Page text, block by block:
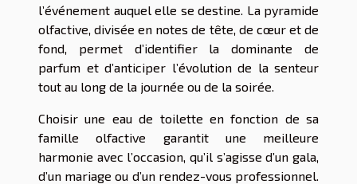
l’événement auquel elle se destine. La pyramide
olfactive, divisée en notes de tête, de cœur et de
fond, permet d’identifier la dominante de
parfum et d’anticiper l’évolution de la senteur
tout au long de la journée ou de la soirée.
Choisir une eau de toilette en fonction de sa
famille olfactive garantit une meilleure
harmonie avec l’occasion, qu’il s’agisse d’un gala,
d’un mariage ou d’un rendez-vous professionnel.